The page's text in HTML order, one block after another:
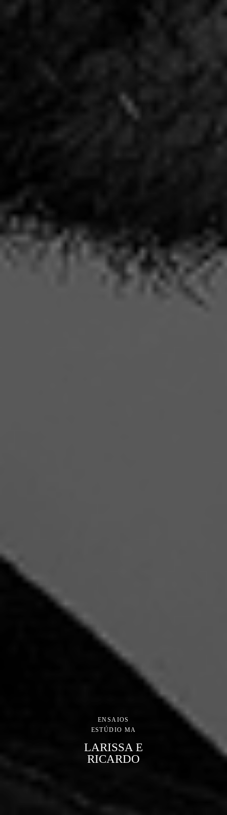
ENSAIOS
ESTÚDIO MA
LARISSA E
RICARDO